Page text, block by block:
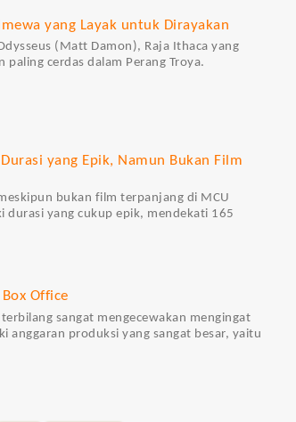
yang Layak untuk Dirayakan
(Matt Damon), Raja Ithaca yang
cerdas dalam Perang Troya.
yang Epik, Namun Bukan Film
bukan film terpanjang di MCU
yang cukup epik, mendekati 165
Office
sangat mengecewakan mengingat
anggaran produksi yang sangat besar, yaitu